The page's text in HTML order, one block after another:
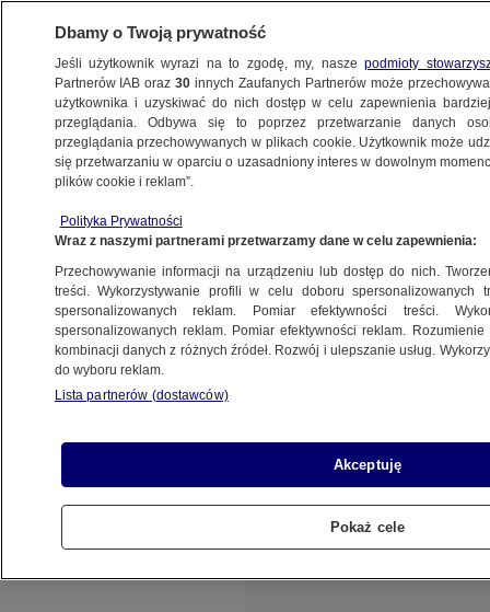
METEO
ŚWIAT
25.10.2024, 13:57
Udostępnij
Ekstremalne ulewy nawiedziły Maroko. W
południowej części kraju miejscami Sahara
zamieniła się w jezioro. To kolejne
jakiego doszło w tej części świata w ostatnich
tygodniach.
Dbamy o Twoją prywatność
Jeśli użytkownik wyrazi na to zgodę, my, naszepodmioty
Partnerów IAB oraz30 innych Zaufanych Partnerów może
użytkownika i uzyskiwać do nich dostęp w celu zapewnienia
przeglądania. Odbywa się to poprzez przetwarzanie danych
przeglądania przechowywanych w plikach cookie. Użytkownik może
się przetwarzaniu w oparciu o uzasadniony interes w dowolnym
plików cookie i reklam”.
Polityka Prywatności
Wraz z naszymi partnerami przetwarzamy dane w celu zapewnienia:
Przechowywanie informacji na urządzeniu lub dostęp do nich.
treści. Wykorzystywanie profili w celu doboru spersonalizowanych
spersonalizowanych reklam. Pomiar efektywności treści.
spersonalizowanych reklam. Pomiar efektywności reklam.
kombinacji danych z różnych źródeł. Rozwój i ulepszanie usług.
do wyboru reklam.
Lista partnerów (dostawców)
Akceptuję
Pokaż cele